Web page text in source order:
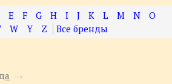
E F G H I J K L M N
O
W Y Z
→